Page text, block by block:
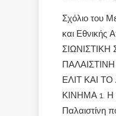
Σχόλιο του
και Εθνικής
ΕΛΙΤ ΚΑΙ
ΚΙΝΗΜΑ 1. Η
Παλαιστίνη